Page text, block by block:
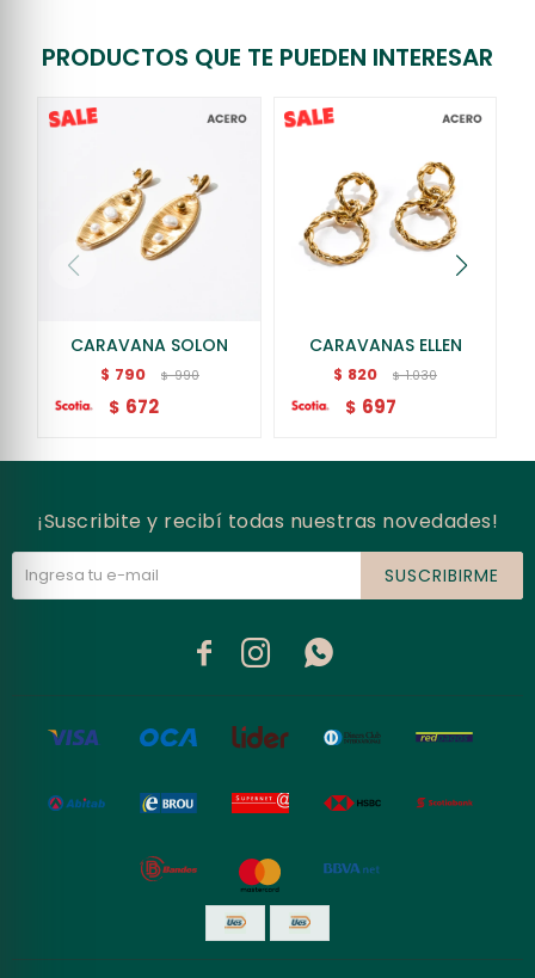
PRODUCTOS QUE TE PUEDEN INTERESAR
CARAVANA SOLON
$ 790 $ 990
$ 672
CARAVANAS ELLEN
$ 820 $ 1.030
$ 697
¡Suscribite y recibí todas nuestras novedades!
SUSCRIBIRME
  